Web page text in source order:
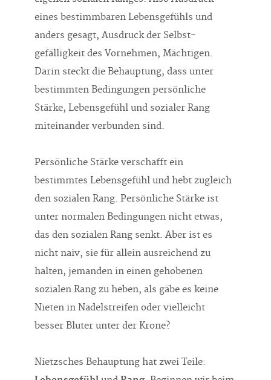
eines bestimmbaren Lebensgefühls und
anders gesagt, Ausdruck der Selbst­
gefälligkeit des Vornehmen, Mächtigen.
Darin steckt die Behauptung, dass unter
bestimmten Bedingungen persön­liche
Stärke, Lebensgefühl und sozialer Rang
miteinander verbunden sind.
Persönliche Stärke verschafft ein
bestimmtes Lebensgefühl und hebt zugleich
den sozialen Rang. Persönliche Stärke ist
unter normalen Bedingungen nicht etwas,
das den sozialen Rang senkt. Aber ist es
nicht naiv, sie für allein ausreichend zu
halten, jemanden in einen gehobenen
sozialen Rang zu heben, als gäbe es keine
Nieten in Nadelstreifen oder vielleicht
besser Bluter unter der Krone?
Nietzsches Behauptung hat zwei Teile: